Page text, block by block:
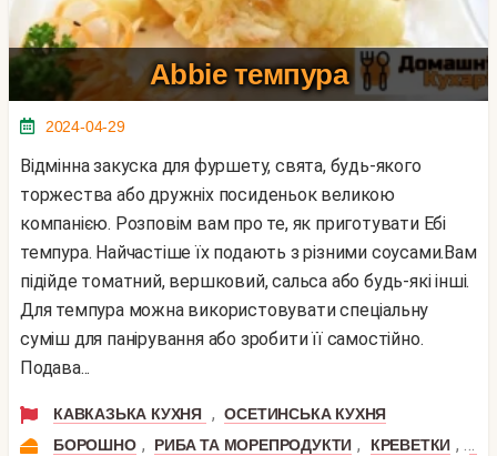
Abbie темпура
2024-04-29
Відмінна закуска для фуршету, свята, будь-якого
торжества або дружніх посиденьок великою
компанією. Розповім вам про те, як приготувати Ебі
темпура. Найчастіше їх подають з різними соусами.Вам
підійде томатний, вершковий, сальса або будь-які інші.
Для темпура можна використовувати спеціальну
суміш для панірування або зробити її самостійно.
Подава...
КАВКАЗЬКА КУХНЯ , ОСЕТИНСЬКА КУХНЯ
БОРОШНО , РИБА ТА МОРЕПРОДУКТИ , КРЕВЕТКИ ,